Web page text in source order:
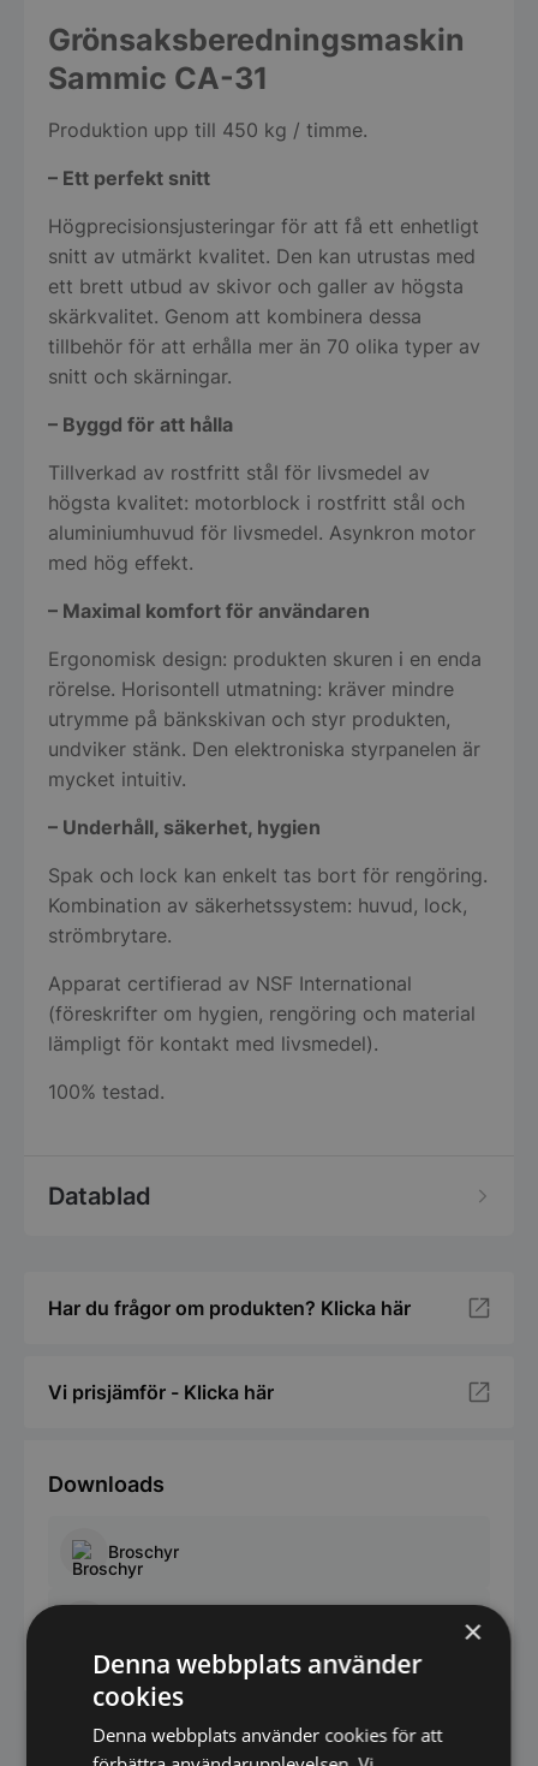
Grönsaksberedningsmaskin
Sammic CA-31
Produktion upp till 450 kg / timme.
– Ett perfekt snitt
Högprecisionsjusteringar för att få ett enhetligt
snitt av utmärkt kvalitet. Den kan utrustas med
ett brett utbud av skivor och galler av högsta
skärkvalitet. Genom att kombinera dessa
tillbehör för att erhålla mer än 70 olika typer av
snitt och skärningar.
– Byggd för att hålla
Tillverkad av rostfritt stål för livsmedel av
högsta kvalitet: motorblock i rostfritt stål och
aluminiumhuvud för livsmedel. Asynkron motor
med hög effekt.
– Maximal komfort för användaren
Ergonomisk design: produkten skuren i en enda
rörelse. Horisontell utmatning: kräver mindre
utrymme på bänkskivan och styr produkten,
undviker stänk. Den elektroniska styrpanelen är
mycket intuitiv.
– Underhåll, säkerhet, hygien
Spak och lock kan enkelt tas bort för rengöring.
Kombination av säkerhetssystem: huvud, lock,
strömbrytare.
Apparat certifierad av NSF International
(föreskrifter om hygien, rengöring och material
lämpligt för kontakt med livsmedel).
100% testad.
Datablad
Har du frågor om produkten? Klicka här
Vi prisjämför - Klicka här
Downloads
Broschyr
×
Denna webbplats använder
cookies
Denna webbplats använder cookies för att